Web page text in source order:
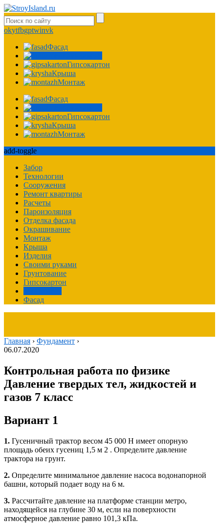
okytfbgptwinvk
Фасад
Гипсокартон
Крыша
Монтаж
Фасад
Гипсокартон
Крыша
Монтаж
add-toggle
Забор
Технологии
Сооружения
Ремонт квартиры
Расчеты
Пароизоляция
Отделка фасада
Окрашивание
Монтаж
Крыша
Изделия
Своими руками
Грунтование
Гипсокартон
Фасад
Главная › Фундамент ›
06.07.2020
Контрольная работа по физике
Давление твердых тел, жидкостей и
газов 7 класс
Вариант 1
1. Гусеничный трактор весом 45 000 Н имеет опорную
площадь обеих гусениц 1,5 м 2 . Определите давление
трактора на грунт.
2. Определите минимальное давление насоса водонапорной
башни, который подает воду на 6 м.
3. Рассчитайте давление на платформе станции метро,
находящейся на глубине 30 м, если на поверхности
атмосферное давление равно 101,3 кПа.